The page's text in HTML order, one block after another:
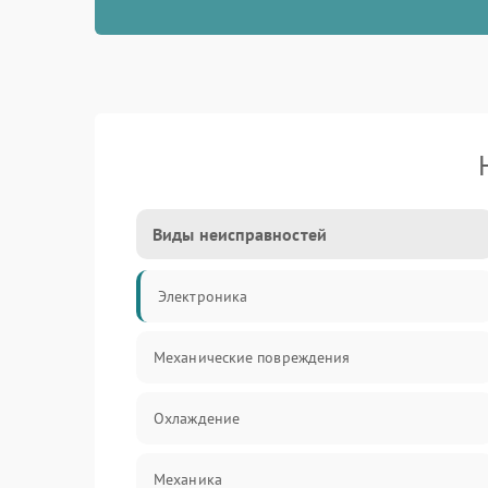
Виды неисправностей
Электроника
Механические повреждения
Охлаждение
Механика